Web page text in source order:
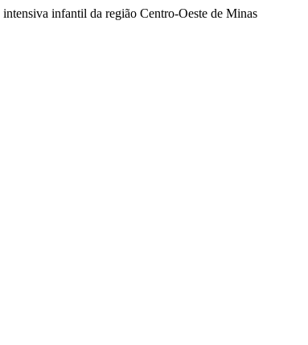
infantil da região Centro-Oeste de Minas